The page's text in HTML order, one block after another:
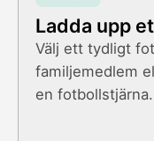
Ladda upp
Välj ett tydligt
familjemedlem
en fotbollstjärna.